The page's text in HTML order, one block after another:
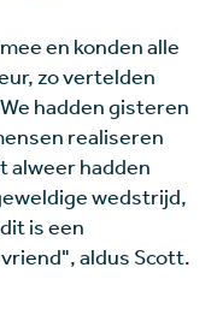
en konden alle
zo vertelden
hadden gisteren
realiseren
alweer hadden
wedstrijd,
is een
aldus Scott.